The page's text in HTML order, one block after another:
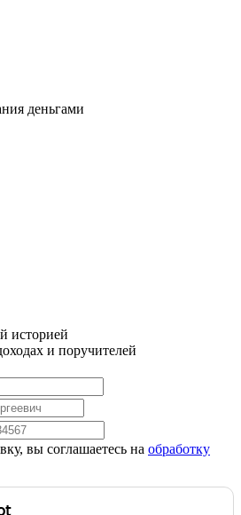
деньгами
историей
и поручителей
вы соглашаетесь на обработку